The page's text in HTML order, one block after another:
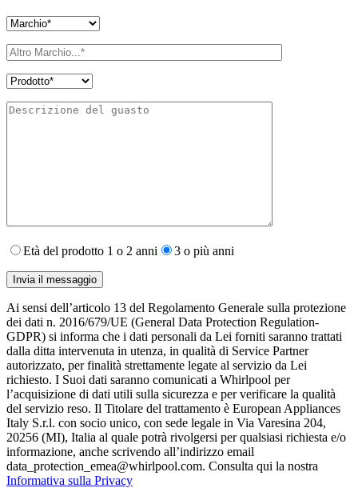
Età del prodotto 1 o 2 anni 3 o più anni
Ai sensi dell’articolo 13 del Regolamento Generale sulla protezione
dei dati n. 2016/679/UE (General Data Protection Regulation-
GDPR) si informa che i dati personali da Lei forniti saranno​ trattati
dalla ditta intervenuta in utenza,​ in qualità di Service Partner
autorizzato, per finalità strettamente legate al servizio da Lei
richiesto. I S​uoi dati saranno comunicati a Whirlpool per
l’acquisizione di dati utili sulla sicurezza e per verificare la qualità
del servizio reso. Il Titolare del trattamento è European Appliances
Italy S.r.l. con socio unico, con sede legale in Via Varesina 204,
20256 (MI), Italia al quale potrà rivolgersi per qualsiasi richiesta e/o
informazione, anche scrivendo all’indirizzo email
data_protection_emea@whirlpool.com. Consulta qui la nostra
Informativa sulla Privacy